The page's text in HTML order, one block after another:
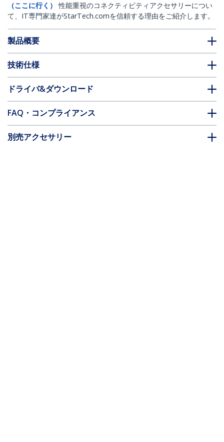
（ここに行く）
性能重視のコネクティビティアクセサリーについ
て、IT専門家達がStarTech.comを信頼する理由をご紹介します。
製品概要
技術仕様
ドライバ&ダウンロード
FAQ・コンプライアンス
別売アクセサリー